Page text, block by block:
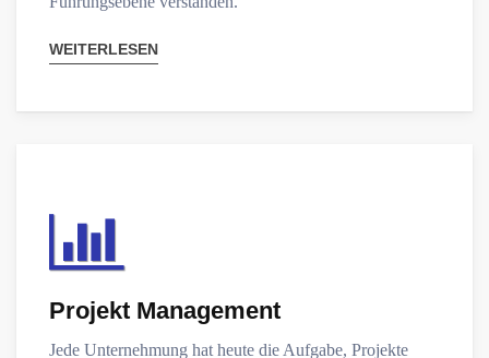
WEITERLESEN
Projekt Management
Jede Unternehmung hat heute die Aufgabe, Projekte